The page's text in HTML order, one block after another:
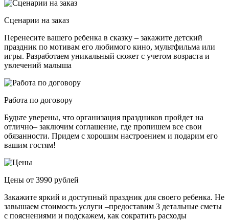
Сценарии на заказ
Перенесите вашего ребенка в сказку – закажите детский
праздник по мотивам его любимого кино, мультфильма или
игры. Разработаем уникальный сюжет с учетом возраста и
увлечений малыша
Работа по договору
Будьте уверены, что организация праздников пройдет на
отлично– заключим соглашение, где пропишем все свои
обязанности. Придем с хорошим настроением и подарим его
вашим гостям!
Цены от 3990 рублей
Закажите яркий и доступный праздник для своего ребенка. Не
завышаем стоимость услуги –предоставим 3 детальные сметы
с пояснениями и подскажем, как сократить расходы